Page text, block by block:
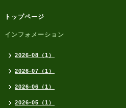
トップページ
インフォメーション
2026-08（1）
2026-07（1）
2026-06（1）
2026-05（1）